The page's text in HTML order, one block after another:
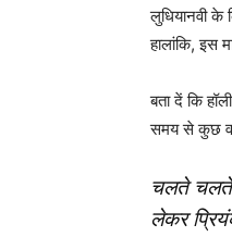
लुधियानवी
हालांकि, इस
बता दें कि
समय से कुछ
चलते
लेकर